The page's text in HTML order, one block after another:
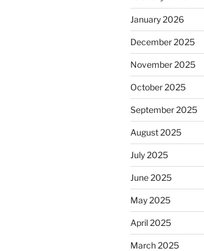
January 2026
December 2025
November 2025
October 2025
September 2025
August 2025
July 2025
June 2025
May 2025
April 2025
March 2025